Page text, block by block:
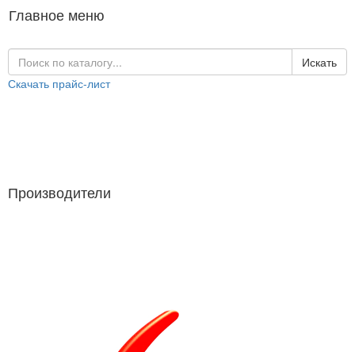
Главное меню
Искать
Скачать прайс-лист
Производители